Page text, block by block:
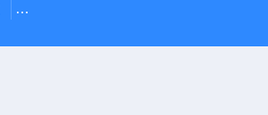
SCK-H玻璃瓶耐热冲击检测仪 赛成仪器